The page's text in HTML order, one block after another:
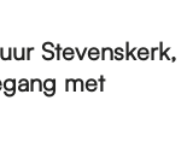
Stevenskerk,
met